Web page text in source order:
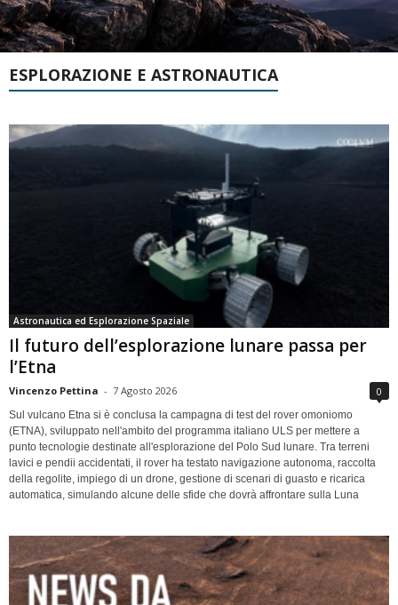
ESPLORAZIONE E ASTRONAUTICA
Astronautica ed Esplorazione Spaziale
Il futuro dell’esplorazione lunare passa per
l’Etna
Vincenzo Pettina - 7 Agosto 2026 0
Sul vulcano Etna si è conclusa la campagna di test del rover omoniomo
(ETNA), sviluppato nell'ambito del programma italiano ULS per mettere a
punto tecnologie destinate all'esplorazione del Polo Sud lunare. Tra terreni
lavici e pendii accidentati, il rover ha testato navigazione autonoma, raccolta
della regolite, impiego di un drone, gestione di scenari di guasto e ricarica
automatica, simulando alcune delle sfide che dovrà affrontare sulla Luna